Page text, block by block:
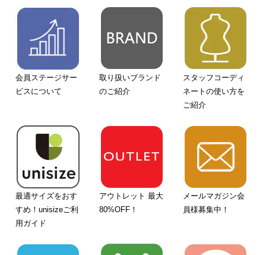
会員ステージサー
ビスについて
取り扱いブランド
のご紹介
スタッフコーディ
ネートの使い方を
ご紹介
最適サイズをおす
すめ！unisizeご利
用ガイド
アウトレット 最大
80%OFF！
メールマガジン会
員様募集中！